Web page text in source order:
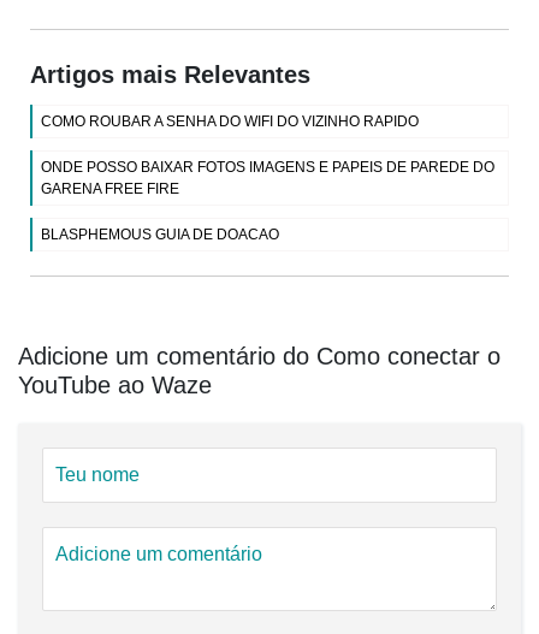
Artigos mais Relevantes
COMO ROUBAR A SENHA DO WIFI DO VIZINHO RAPIDO
ONDE POSSO BAIXAR FOTOS IMAGENS E PAPEIS DE PAREDE DO
GARENA FREE FIRE
BLASPHEMOUS GUIA DE DOACAO
Adicione um comentário do Como conectar o
YouTube ao Waze